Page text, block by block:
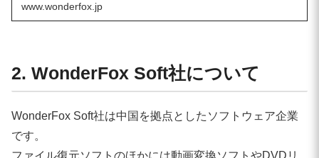
www.wonderfox.jp
2. WonderFox Soft社について
WonderFox Soft社は中国を拠点としたソフトウェア企業
です。